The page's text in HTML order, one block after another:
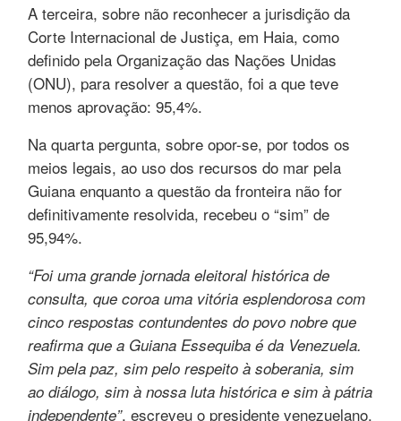
A terceira, sobre não reconhecer a jurisdição da
Corte Internacional de Justiça, em Haia, como
definido pela Organização das Nações Unidas
(ONU), para resolver a questão, foi a que teve
menos aprovação: 95,4%.
Na quarta pergunta, sobre opor-se, por todos os
meios legais, ao uso dos recursos do mar pela
Guiana enquanto a questão da fronteira não for
definitivamente resolvida, recebeu o “sim” de
95,94%.
“Foi uma grande jornada eleitoral histórica de
consulta, que coroa uma vitória esplendorosa com
cinco respostas contundentes do povo nobre que
reafirma que a Guiana Essequiba é da Venezuela.
Sim pela paz, sim pelo respeito à soberania, sim
ao diálogo, sim à nossa luta histórica e sim à pátria
independente”, escreveu o presidente venezuelano,